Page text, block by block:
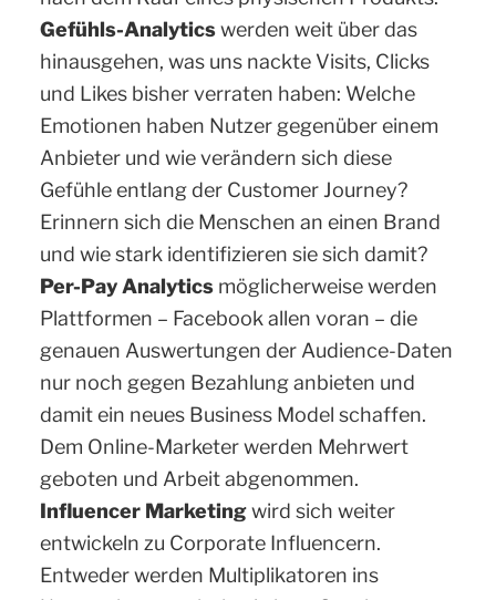
Gefühls-Analyticswerden weit über das
hinausgehen, was uns nackte Visits, Clicks
und Likes bisher verraten haben: Welche
Emotionen haben Nutzer gegenüber einem
Anbieter und wie verändern sich diese
Gefühle entlang der Customer Journey?
Erinnern sich die Menschen an einen Brand
und wie stark identifizieren sie sich damit?
Per-Pay Analytics möglicherweise werden
Plattformen – Facebook allen voran – die
genauen Auswertungen der Audience-Daten
nur noch gegen Bezahlung anbieten und
damit ein neues Business Model schaffen.
Dem Online-Marketer werden Mehrwert
geboten und Arbeit abgenommen.
Influencer Marketingwird sich weiter
entwickeln zu Corporate Influencern.
Entweder werden Multiplikatoren ins